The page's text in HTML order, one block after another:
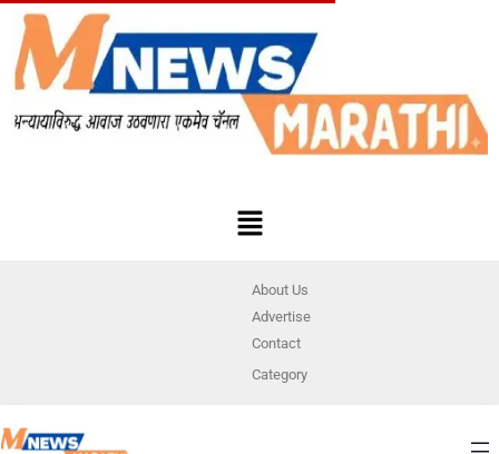
About Us
Advertise
Contact
Category